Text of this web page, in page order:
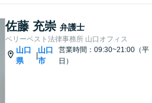
佐藤 充崇 弁護士
ベリーベスト法律事務所 山口オフィス
山口
県
|
山口
市
営業時間：09:30~21:00（平
日）